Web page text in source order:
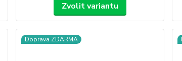
Zvolit variantu
Doprava ZDARMA